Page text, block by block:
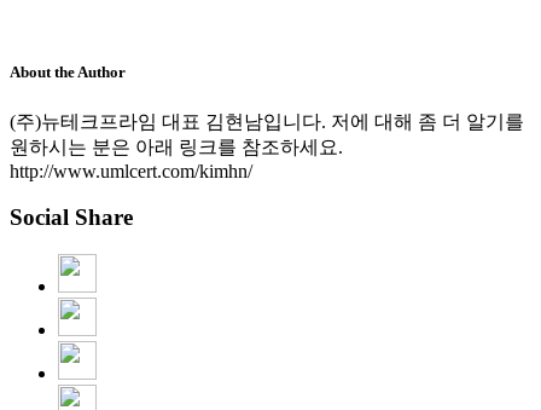
About the Author
(주)뉴테크프라임 대표 김현남입니다. 저에 대해 좀 더 알기를
원하시는 분은 아래 링크를 참조하세요.
http://www.umlcert.com/kimhn/
Social Share